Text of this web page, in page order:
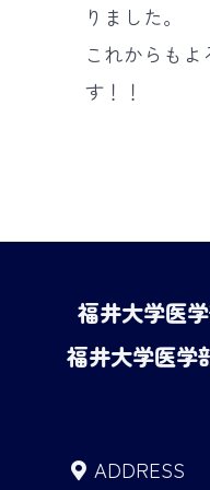
りました。
これからも
す！！
福井大学医
福井大学医学
ADDRESS